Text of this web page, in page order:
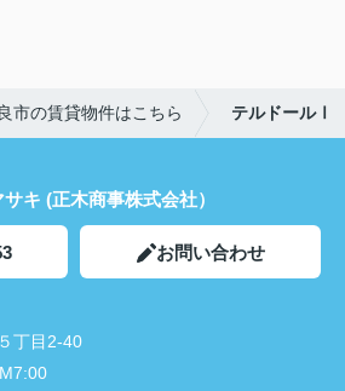
市の賃貸物件はこちら テルドールⅠ
キ (正木商事株式会社）
お問い合わせ
丁目2-40